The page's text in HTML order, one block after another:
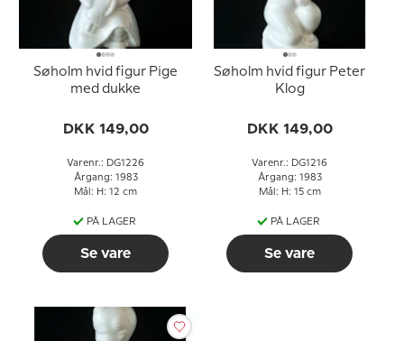
Søholm hvid figur Pige
med dukke
DKK 149,00
Varenr.: DG1226
Årgang: 1983
Mål: H: 12 cm
PÅ LAGER
Se vare
Søholm hvid figur Peter
Klog
DKK 149,00
Varenr.: DG1216
Årgang: 1983
Mål: H: 15 cm
PÅ LAGER
Se vare